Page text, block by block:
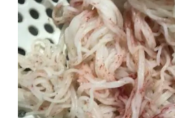
Phó tổng biên tập: Trần Việt Hưng
Tổng thư ký tòa soạn: Đức Trung
Giấy phép xuất bản số 110/GP -
© 2003-2026 Bản quyền thuộc về
chép dưới mọi hình thức nếu
bản. Phát triển bởi ePi